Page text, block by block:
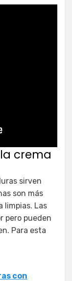
crema
sirven
son más
limpias. Las
pero pueden
Para esta
con